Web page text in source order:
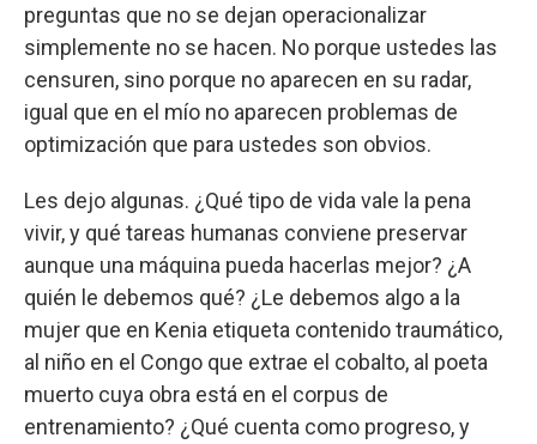
preguntas que no se dejan operacionalizar
simplemente no se hacen. No porque ustedes las
censuren, sino porque no aparecen en su radar,
igual que en el mío no aparecen problemas de
optimización que para ustedes son obvios.
Les dejo algunas. ¿Qué tipo de vida vale la pena
vivir, y qué tareas humanas conviene preservar
aunque una máquina pueda hacerlas mejor? ¿A
quién le debemos qué? ¿Le debemos algo a la
mujer que en Kenia etiqueta contenido traumático,
al niño en el Congo que extrae el cobalto, al poeta
muerto cuya obra está en el corpus de
entrenamiento? ¿Qué cuenta como progreso, y